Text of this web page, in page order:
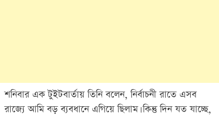
শনিবার এক টুইটবার্তায় তিনি বলেন, নির্বাচনী রাতে এসব
রাজ্যে আমি বড় ব্যবধানে এগিয়ে ছিলাম। কিন্তু দিন যত যাচ্ছে,